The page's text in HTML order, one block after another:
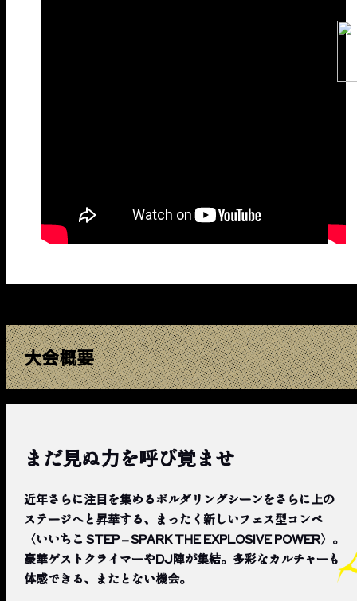
大会概要
まだ見ぬ力を呼び覚ませ
近年さらに注目を集めるボルダリングシーンをさらに上の
ステージへと昇華する、まったく新しいフェス型コンペ
〈いいちこ STEP – SPARK THE EXPLOSIVE POWER〉。
豪華ゲストクライマーやDJ陣が集結。多彩なカルチャーも
体感できる、またとない機会。